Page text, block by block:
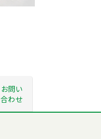
お問い
合わせ